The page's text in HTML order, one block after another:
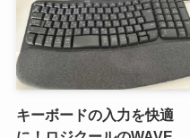
キーボードの入力を快適